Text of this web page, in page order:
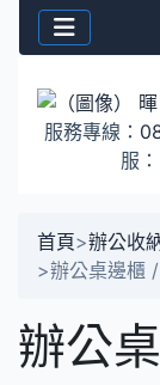
服務專線：
服：
首頁>辦公收
>辦公桌邊櫃
辦公